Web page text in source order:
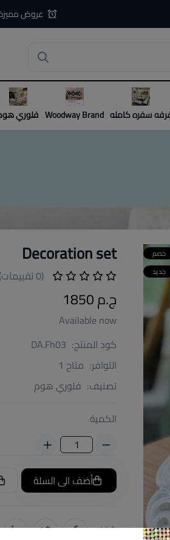
عروض
4
سفره كامله Woodway Brand فلوري
خصم
جديد
Decoration set
(0 تقييمات)
ج.م 1850
Available now
كود المنتج: DA.Fh03
التوافر: متاح 1
تصنيف: فلوري هوم
الكمية
أضف الى السلة
شارك: